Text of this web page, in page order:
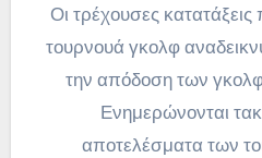
Οι τρέχουσες κατατάξεις παικτών στα τουρκικά
τουρνουά γκολφ
την απόδοση των
Ενημερώνονται
αποτελέσματα των